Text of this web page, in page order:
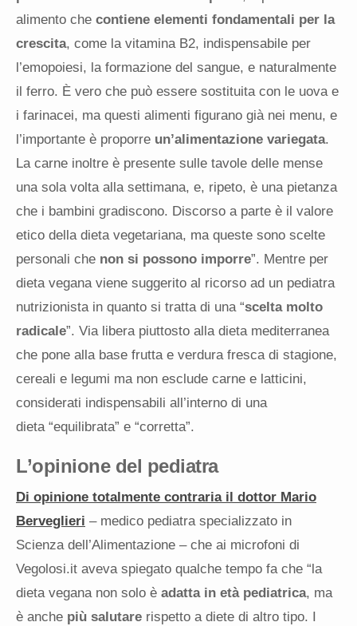
alimento che contiene elementi fondamentali per la
crescita, come la vitamina B2, indispensabile per
l’emopoiesi, la formazione del sangue, e naturalmente
il ferro. È vero che può essere sostituita con le uova e
i farinacei, ma questi alimenti figurano già nei menu, e
l’importante è proporre un’alimentazione variegata.
La carne inoltre è presente sulle tavole delle mense
una sola volta alla settimana, e, ripeto, è una pietanza
che i bambini gradiscono. Discorso a parte è il valore
etico della dieta vegetariana, ma queste sono scelte
personali che non si possono imporre”. Mentre per
dieta vegana viene suggerito al ricorso ad un pediatra
nutrizionista in quanto si tratta di una “scelta molto
radicale”. Via libera piuttosto alla dieta mediterranea
che pone alla base frutta e verdura fresca di stagione,
cereali e legumi ma non esclude carne e latticini,
considerati indispensabili all’interno di una
dieta “equilibrata” e “corretta”.
L’opinione del pediatra
Di opinione totalmente contraria il dottor Mario
Berveglieri – medico pediatra specializzato in
Scienza dell’Alimentazione – che ai microfoni di
Vegolosi.it aveva spiegato qualche tempo fa che “la
dieta vegana non solo è adatta in età pediatrica, ma
è anche più salutare rispetto a diete di altro tipo. I